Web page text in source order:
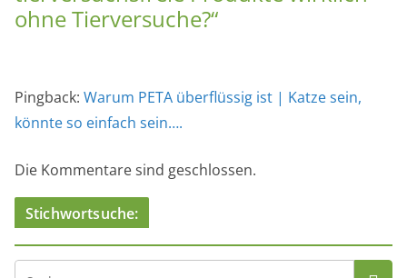
ohne Tierversuche?“
Pingback: Warum PETA überflüssig ist | Katze sein,
könnte so einfach sein….
Die Kommentare sind geschlossen.
Stichwortsuche: